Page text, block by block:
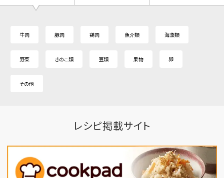
牛肉 豚肉 鶏肉 魚介類 海藻類
野菜 きのこ類 豆類 果物 卵
その他
レシピ掲載サイト